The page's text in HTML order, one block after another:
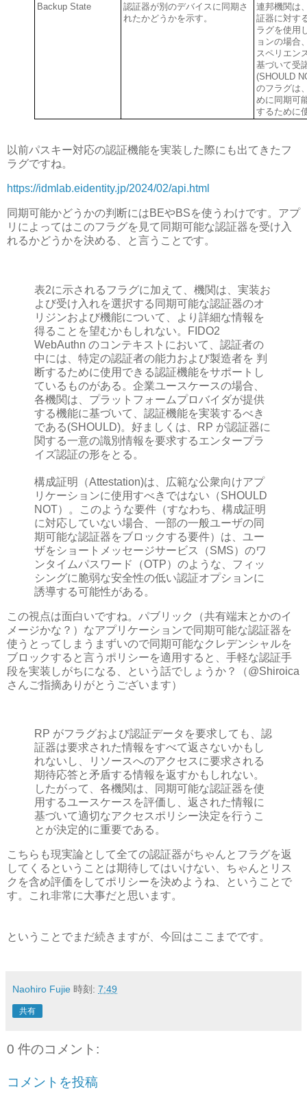
Backup State
認証器が別のデバイスに同期さ
れたかどうかを示す。
連邦機関は
証器に対す
ラグを使用
ョンの場合
スペリエン
基づいて受
(SHOULD
のフラグは
めに同期可
するために
以前パスキー対応の認証機能を実装した際にも出てきたフ
ラグですね。
https://idmlab.eidentity.jp/2024/02/api.html
同期可能かどうかの判断にはBEやBSを使うわけです。アプ
リによってはこのフラグを見て同期可能な認証器を受け入
れるかどうかを決める、と言うことです。
表2に示されるフラグに加えて、機関は、実装お
よび受け入れを選択する同期可能な認証器のオ
リジンおよび機能について、より詳細な情報を
得ることを望むかもしれない。FIDO2
WebAuthn のコンテキストにおいて、認証者の
中には、特定の認証者の能力および製造者を 判
断するために使用できる認証機能をサポートし
ているものがある。企業ユースケースの場合、
各機関は、プラットフォームプロバイダが提供
する機能に基づいて、認証機能を実装するべき
である(SHOULD)。好ましくは、RP が認証器に
関する一意の識別情報を要求するエンタープラ
イズ認証の形をとる。
構成証明（Attestation)は、広範な公衆向けアプ
リケーションに使用すべきではない（SHOULD
NOT）。このような要件（すなわち、構成証明
に対応していない場合、一部の一般ユーザの同
期可能な認証器をブロックする要件）は、ユー
ザをショートメッセージサービス（SMS）のワ
ンタイムパスワード（OTP）のような、フィッ
シングに脆弱な安全性の低い認証オプションに
誘導する可能性がある。
この視点は面白いですね。パブリック（共有端末とかのイ
メージかな？）なアプリケーションで同期可能な認証器を
使うとってしまうまずいので同期可能なクレデンシャルを
ブロックすると言うポリシーを適用すると、手軽な認証手
段を実装しがちになる、という話でしょうか？（@Shiroica
さんご指摘ありがとうございます）
RP がフラグおよび認証データを要求しても、認
証器は要求された情報をすべて返さないかもし
れないし、リソースへのアクセスに要求される
期待応答と矛盾する情報を返すかもしれない。
したがって、各機関は、同期可能な認証器を使
用するユースケースを評価し、返された情報に
基づいて適切なアクセスポリシー決定を行うこ
とが決定的に重要である。
こちらも現実論として全ての認証器がちゃんとフラグを返
してくるということは期待してはいけない、ちゃんとリス
クを含め評価をしてポリシーを決めようね、ということで
す。これ非常に大事だと思います。
ということでまだ続きますが、今回はここまでです。
Naohiro Fujie 時刻: 7:49
共有
0 件のコメント:
コメントを投稿